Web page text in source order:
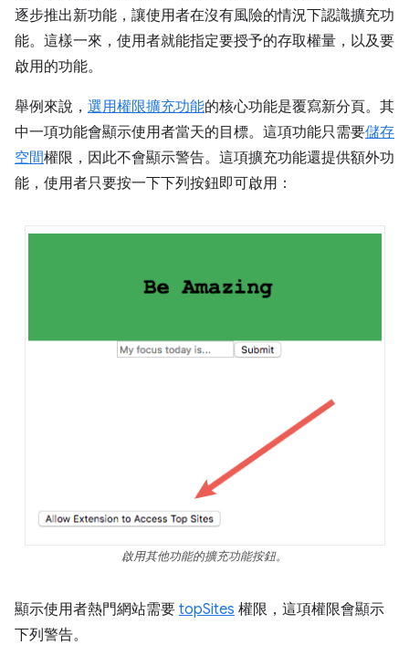
逐步推出新功能，讓使用者在沒有風險的情況下認識擴充功
能。這樣一來，使用者就能指定要授予的存取權量，以及要
啟用的功能。
舉例來說， 選用權限擴充功能的核心功能是覆寫新分頁。其
中一項功能會顯示使用者當天的目標。這項功能只需要儲存
空間權限，因此不會顯示警告。這項擴充功能還提供額外功
能，使用者只要按一下下列按鈕即可啟用：
啟用其他功能的擴充功能按鈕。
顯示使用者熱門網站需要 topSites 權限，這項權限會顯示
下列警告。